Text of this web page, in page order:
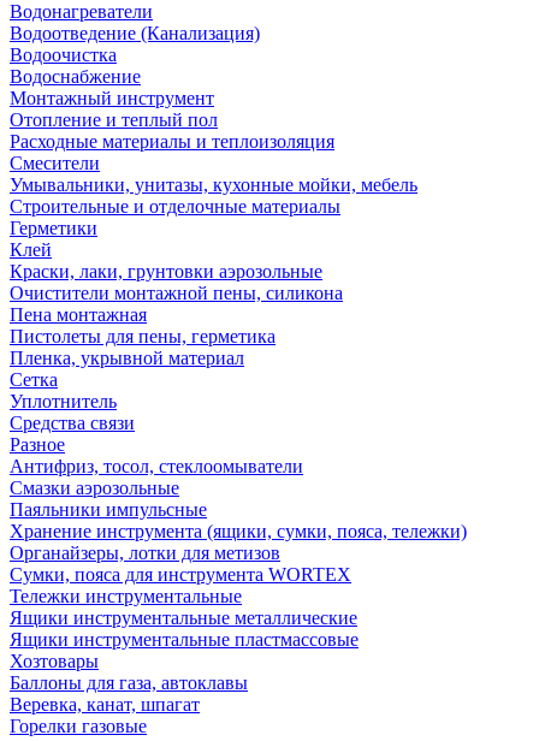
Водонагреватели
Водоотведение (Канализация)
Водоочистка
Водоснабжение
Монтажный инструмент
Отопление и теплый пол
Расходные материалы и теплоизоляция
Смесители
Умывальники, унитазы, кухонные мойки, мебель
Строительные и отделочные материалы
Герметики
Клей
Краски, лаки, грунтовки аэрозольные
Очистители монтажной пены, силикона
Пена монтажная
Пистолеты для пены, герметика
Пленка, укрывной материал
Сетка
Уплотнитель
Средства связи
Разное
Антифриз, тосол, стеклоомыватели
Смазки аэрозольные
Паяльники импульсные
Хранение инструмента (ящики, сумки, пояса, тележки)
Органайзеры, лотки для метизов
Сумки, пояса для инструмента WORTEX
Тележки инструментальные
Ящики инструментальные металлические
Ящики инструментальные пластмассовые
Хозтовары
Баллоны для газа, автоклавы
Веревка, канат, шпагат
Горелки газовые